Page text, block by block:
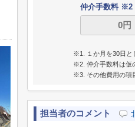
仲介手数料 ※2
※1. １か月を30日と
※2. 仲介手数料は仮
※3. その他費用の項
担当者のコメント